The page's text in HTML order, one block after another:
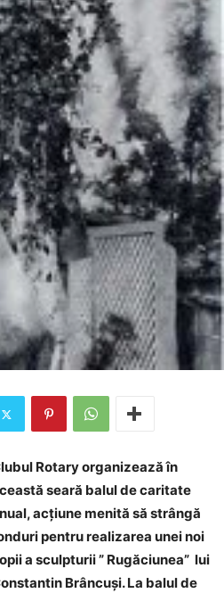
Rotary organizează în
seară balul de caritate
acţiune menită să strângă
pentru realizarea unei noi
a sculpturii ” Rugăciunea” lui
Brâncuşi. La balul de